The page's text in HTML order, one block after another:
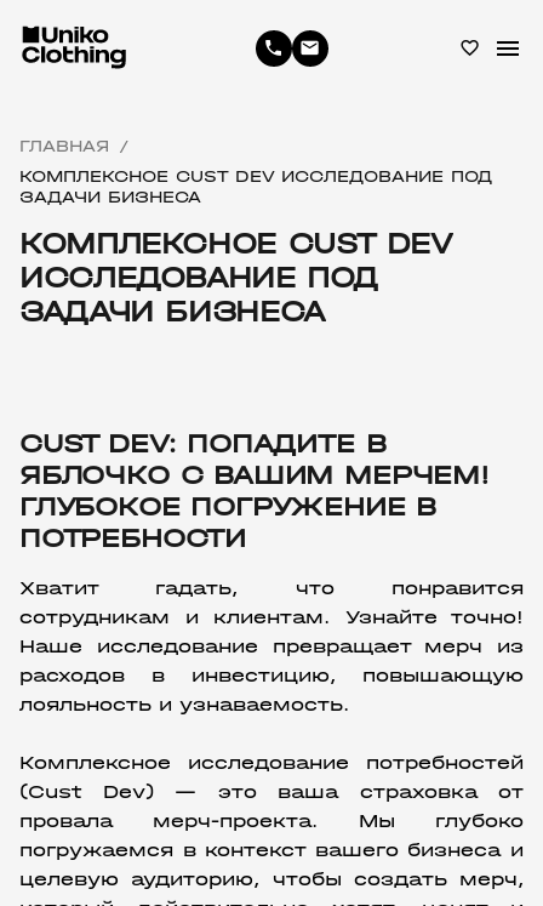
phone email favorite_border menu
ГЛАВНАЯ /
КОМПЛЕКСНОЕ CUST DEV ИССЛЕДОВАНИЕ ПОД
ЗАДАЧИ БИЗНЕСА
КОМПЛЕКСНОЕ CUST DEV
ИССЛЕДОВАНИЕ ПОД
ЗАДАЧИ БИЗНЕСА
CUST DEV: ПОПАДИТЕ В
ЯБЛОЧКО С ВАШИМ МЕРЧЕМ!
ГЛУБОКОЕ ПОГРУЖЕНИЕ В
ПОТРЕБНОСТИ
Хватит гадать, что понравится
сотрудникам и клиентам. Узнайте точно!
Наше исследование превращает мерч из
расходов в инвестицию, повышающую
лояльность и узнаваемость.
Комплексное исследование потребностей
(Cust Dev) — это ваша страховка от
провала мерч-проекта. Мы глубоко
погружаемся в контекст вашего бизнеса и
целевую аудиторию, чтобы создать мерч,